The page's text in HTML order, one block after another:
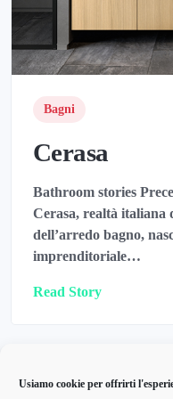
Usiamo cookie per offrirti
Bagni
Cerasa
Bathroom stories
Cerasa, realtà italiana
dell’arredo bagno,
imprenditoriale…
Read Story